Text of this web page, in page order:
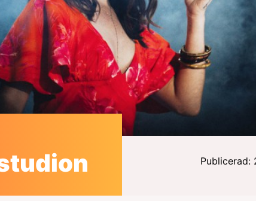
Publicerad: